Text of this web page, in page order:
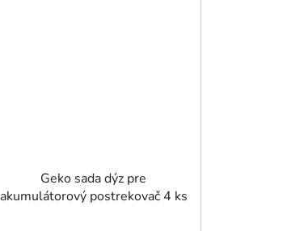
Geko sada dýz pre
akumulátorový postrekovač 4 ks